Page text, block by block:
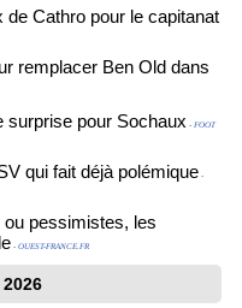
Cathro pour le capitanat
remplacer Ben Old dans
surprise pour Sochaux - FOOT
qui fait déjà polémique -
pessimistes, les
- OUEST-FRANCE.FR